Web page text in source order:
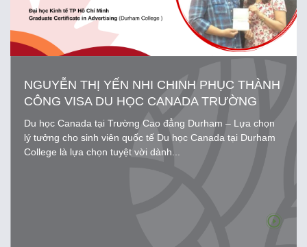
NGUYỄN THỊ YẾN NHI CHINH PHỤC THÀNH
CÔNG VISA DU HỌC CANADA TRƯỜNG
DURHAM COLLEGE
Du học Canada tại Trường Cao đẳng Durham – Lựa chọn
lý tưởng cho sinh viên quốc tế Du học Canada tại Durham
College là lựa chọn tuyệt vời dành...